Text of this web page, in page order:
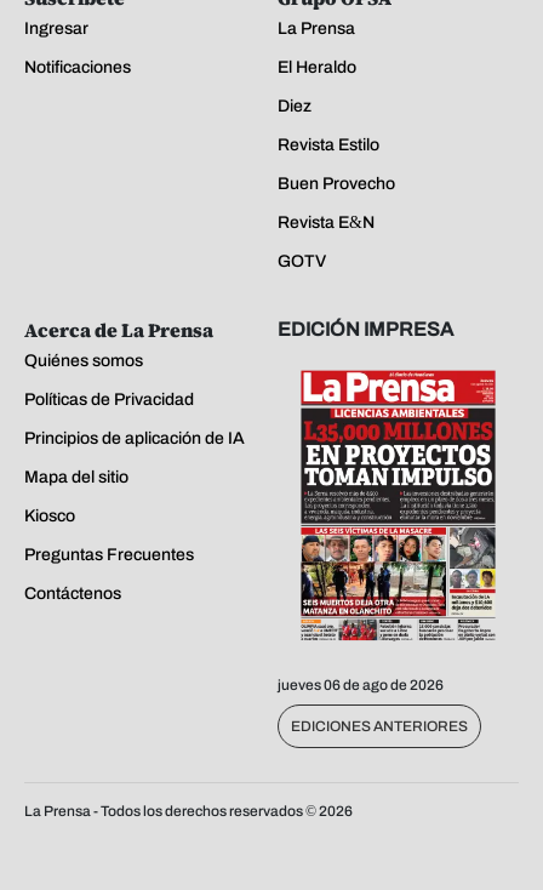
Ingresar
Notificaciones
La Prensa
El Heraldo
Diez
Revista Estilo
Buen Provecho
Revista E&N
GOTV
Acerca de La Prensa
Quiénes somos
Políticas de Privacidad
Principios de aplicación de IA
Mapa del sitio
Kiosco
Preguntas Frecuentes
Contáctenos
EDICIÓN IMPRESA
jueves 06 de ago de 2026
EDICIONES ANTERIORES
La Prensa - Todos los derechos reservados ©2026